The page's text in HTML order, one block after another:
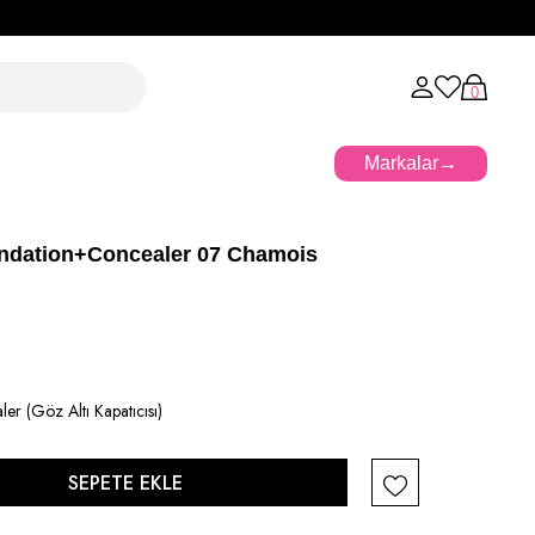
0
Markalar
07 Chamois
(Göz Altı Kapatıcısı)